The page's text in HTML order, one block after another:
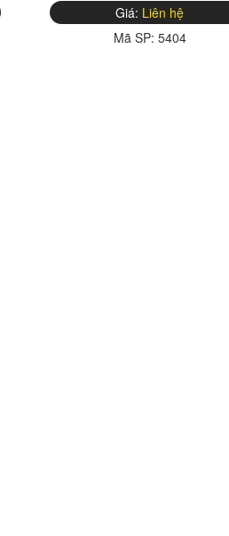
Giá: Liên hệ
Mã SP: 5404